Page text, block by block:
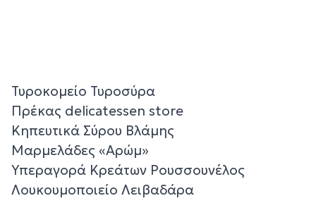
Τυροκομείο Τυροσύρα
Πρέκας delicatessen store
Κηπευτικά Σύρου Βλάμης
Μαρμελάδες «Αρώμ»
Υπεραγορά Κρεάτων Ρουσσουνέλος
Λουκουμοποιείο Λειβαδάρα